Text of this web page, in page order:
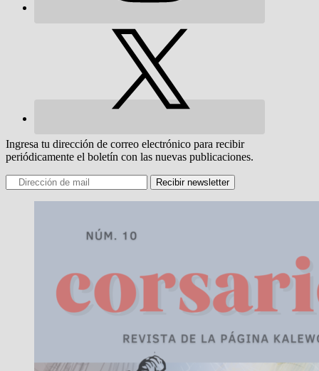
Ingresa tu dirección de correo electrónico para recibir
periódicamente el boletín con las nuevas publicaciones.
Recibir newsletter